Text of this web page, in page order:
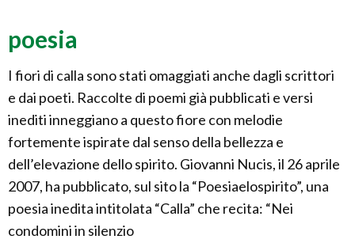
poesia
I fiori di calla sono stati omaggiati anche dagli scrittori
e dai poeti. Raccolte di poemi già pubblicati e versi
inediti inneggiano a questo fiore con melodie
fortemente ispirate dal senso della bellezza e
dell’elevazione dello spirito. Giovanni Nucis, il 26 aprile
2007, ha pubblicato, sul sito la “Poesiaelospirito”, una
poesia inedita intitolata “Calla” che recita: “Nei
condomini in silenzio